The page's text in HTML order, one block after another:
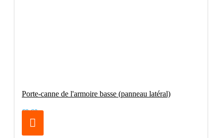
Porte-canne de l'armoire basse (panneau latéral)
€0.60